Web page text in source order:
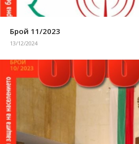
Брой 11/2023
13/12/2024